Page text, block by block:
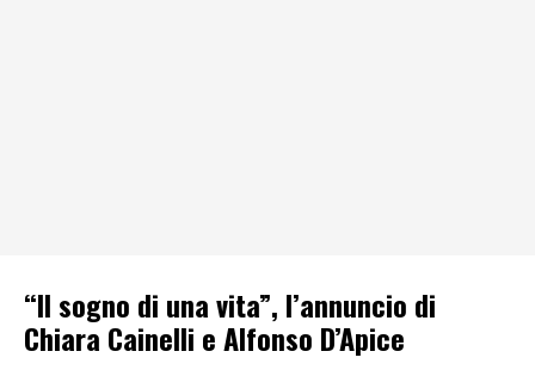
“Il sogno di una vita”, l’annuncio di
Chiara Cainelli e Alfonso D’Apice